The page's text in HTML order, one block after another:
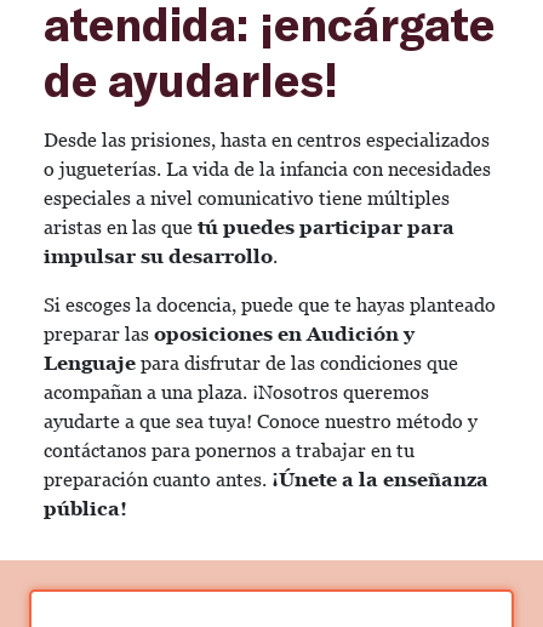
atendida: ¡encárgate
de ayudarles!
Desde las prisiones, hasta en centros especializados
o jugueterías. La vida de la infancia con necesidades
especiales a nivel comunicativo tiene múltiples
aristas en las que tú puedes participar para
impulsar su desarrollo.
Si escoges la docencia, puede que te hayas planteado
preparar las oposiciones en Audición y
Lenguaje para disfrutar de las condiciones que
acompañan a una plaza. ¡Nosotros queremos
ayudarte a que sea tuya! Conoce nuestro método y
contáctanos para ponernos a trabajar en tu
preparación cuanto antes. ¡Únete a la enseñanza
pública!